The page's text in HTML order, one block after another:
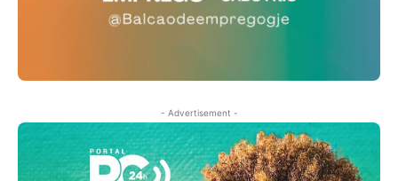
- Advertisement -